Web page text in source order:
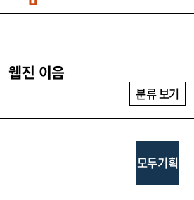
웹진 이음
분류 보기
모두기획